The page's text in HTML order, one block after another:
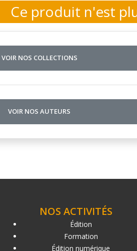
Ce produit n'est
VOIR NOS COLLECTIONS
VOIR NOS AUTEURS
NOS ACTIVITÉS
Édition
Formation
Édition numérique